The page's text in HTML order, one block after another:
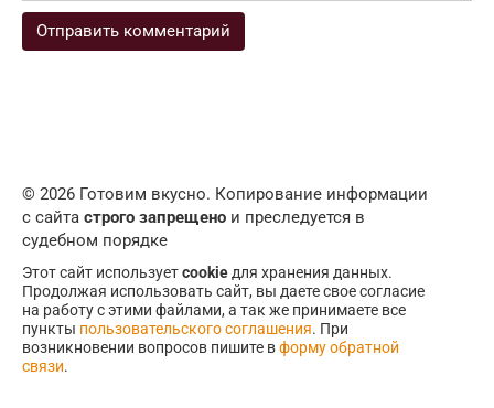
© 2026 Готовим вкусно. Копирование информации
с сайта строго запрещено и преследуется в
судебном порядке
Этот сайт используетcookie для хранения данных.
Продолжая использовать сайт, вы даете свое согласие
на работу с этими файлами, а так же принимаете все
пункты пользовательского соглашения. При
возникновении вопросов пишите вформу обратной
связи.